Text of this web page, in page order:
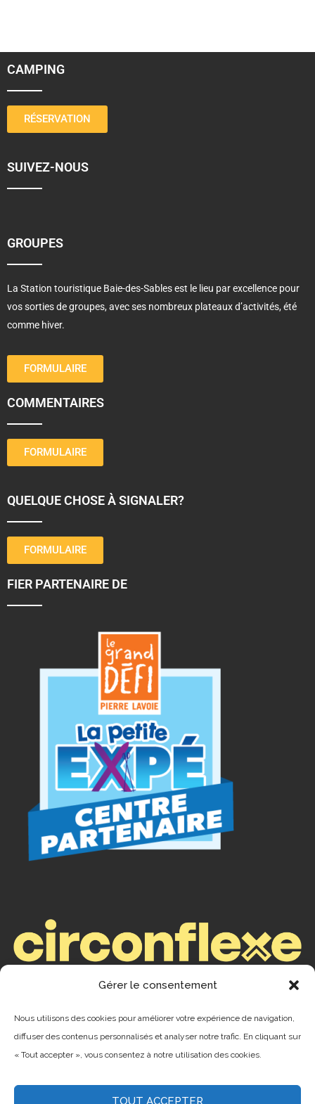
Gérer le consentement
Nous utilisons des cookies pour améliorer votre expérience de navigation,
diffuser des contenus personnalisés et analyser notre trafic. En cliquant sur
« Tout accepter », vous consentez à notre utilisation des cookies.
TOUT ACCEPTER
CAMPING
RÉSERVATION
SUIVEZ-NOUS
GROUPES
La Station touristique Baie-des-Sables est le lieu par excellence pour
vos sorties de groupes, avec ses nombreux plateaux d’activités, été
comme hiver.
FORMULAIRE
COMMENTAIRES
FORMULAIRE
QUELQUE CHOSE À SIGNALER?
FORMULAIRE
FIER PARTENAIRE DE
ENREGISTREMENTS
Camping : ENR #199253
CITQ #075961